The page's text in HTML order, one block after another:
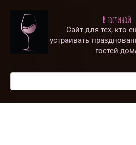
контенту
В гостиной
Сайт для тех, кто
устраивать
гостей
Поиск: